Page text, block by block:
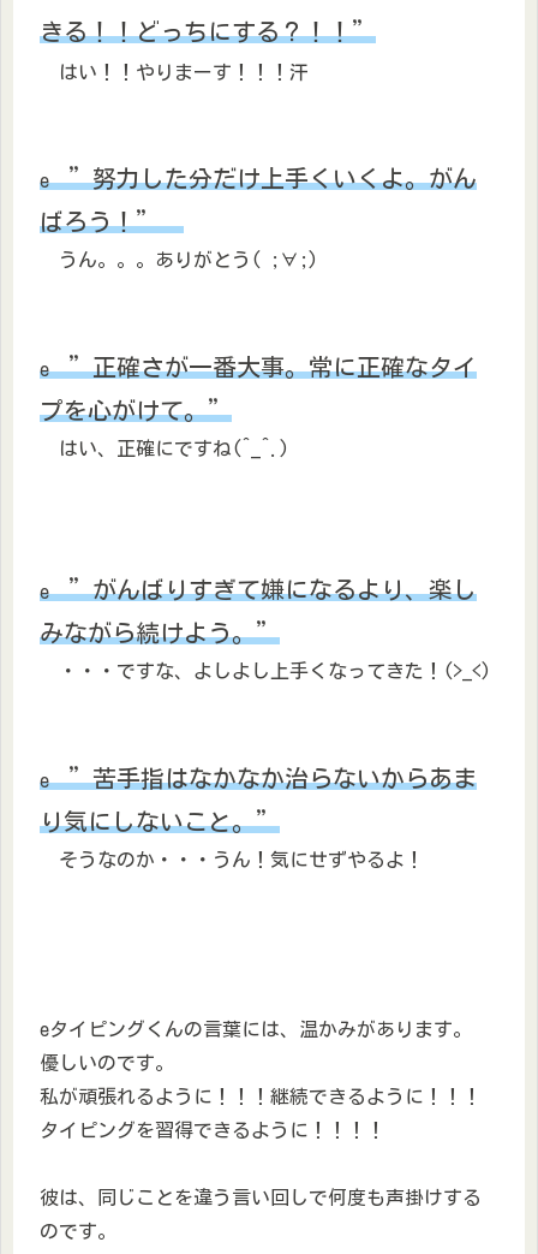
きる！！どっちにする？！！”
はい！！やりまーす！！！汗
e”努力した分だけ上手くいくよ。がん
ばろう！”
うん。。。ありがとう( ;∀;)
e”正確さが一番大事。常に正確なタイ
プを心がけて。”
はい、正確にですね(^_^.)
e”がんばりすぎて嫌になるより、楽し
みながら続けよう。”
・・・ですな、よしよし上手くなってきた！(>_<)
e”苦手指はなかなか治らないからあま
り気にしないこと。”
そうなのか・・・うん！気にせずやるよ！
eタイピングくんの言葉には、温かみがあります。
優しいのです。
私が頑張れるように！！！継続できるように！！！
タイピングを習得できるように！！！！
彼は、同じことを違う言い回しで何度も声掛けする
のです。